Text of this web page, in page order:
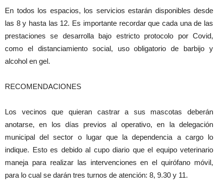
En todos los espacios, los servicios estarán disponibles desde
las 8 y hasta las 12. Es importante recordar que cada una de las
prestaciones se desarrolla bajo estricto protocolo por Covid,
como el distanciamiento social, uso obligatorio de barbijo y
alcohol en gel.
RECOMENDACIONES
Los vecinos que quieran castrar a sus mascotas deberán
anotarse, en los días previos al operativo, en la delegación
municipal del sector o lugar que la dependencia a cargo lo
indique. Esto es debido al cupo diario que el equipo veterinario
maneja para realizar las intervenciones en el quirófano móvil,
para lo cual se darán tres turnos de atención: 8, 9.30 y 11.